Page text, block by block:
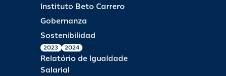
Instituto Beto Carrero
Gobernanza
Sostenibilidad
2023 2024
Relatório de Igualdade
Salarial